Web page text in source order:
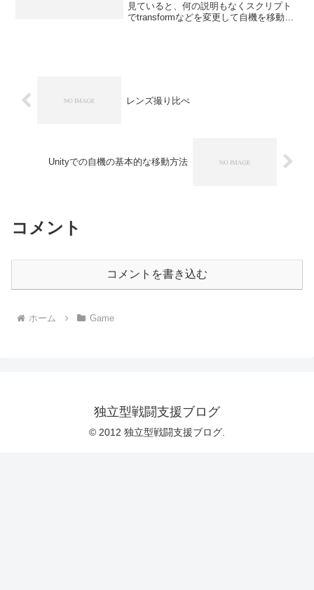
見ていると、何の説明もなくスクリプト
でtransformなどを変更して自機を移動さ
レンズ撮り比べ
Unityでの自機の基本的な移動方法
コメント
コメントを書き込む
ホーム Game
独立型戦闘支援ブログ
© 2012 独立型戦闘支援ブログ.